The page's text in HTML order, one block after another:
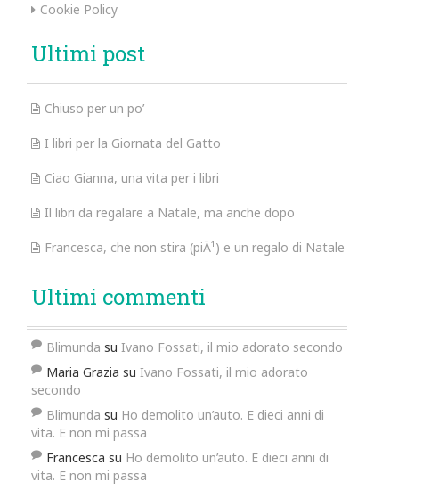
Cookie Policy
Ultimi post
Chiuso per un po’
I libri per la Giornata del Gatto
Ciao Gianna, una vita per i libri
Il libri da regalare a Natale, ma anche dopo
Francesca, che non stira (piÃ¹) e un regalo di Natale
Ultimi commenti
Blimunda su Ivano Fossati, il mio adorato secondo
Maria Grazia su Ivano Fossati, il mio adorato
secondo
Blimunda su Ho demolito un’auto. E dieci anni di
vita. E non mi passa
Francesca su Ho demolito un’auto. E dieci anni di
vita. E non mi passa